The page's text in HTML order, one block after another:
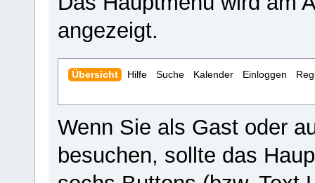
angezeigt.
Übersicht Hilfe Suche Kalender Einloggen
Wenn Sie als Gast oder
besuchen, sollte das